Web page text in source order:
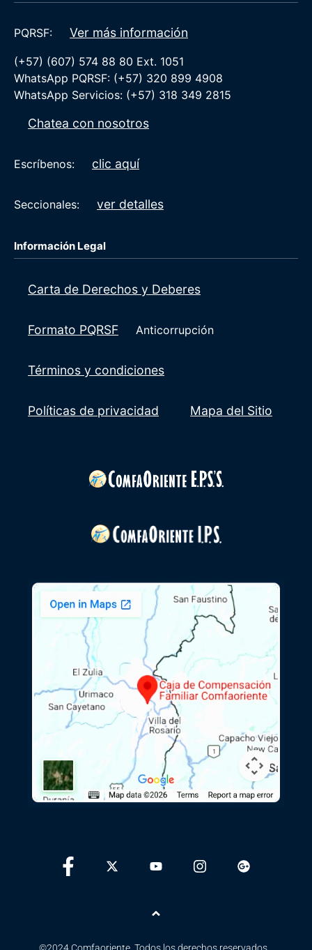
PQRSF: Ver más información
(+57) (607) 574 88 80 Ext. 1051
WhatsApp PQRSF: (+57) 320 899 4908
WhatsApp Servicios: (+57) 318 349 2815
Chatea con nosotros
Escríbenos: clic aquí
Seccionales: ver detalles
Información Legal
Carta de Derechos y Deberes
Formato PQRSF Anticorrupción
Términos y condiciones
Políticas de privacidad Mapa del Sitio
Ir arriba
©2024 Comfaoriente. Todos los derechos reservados...